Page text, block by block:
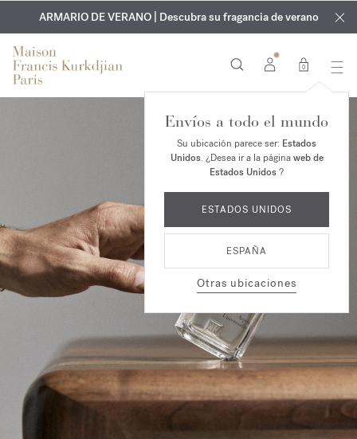
EXCLUSIVO | Descubra la nueva fragancia OUD
velvet mood
en su pedido*
GRABADO GRATUITO | En todas las fragancias y aceites
corporales hasta el 9 de agosto
ARMARIO DE VERANO | Descubra su fragancia de verano
0
Envíos a todo el mundo
Su ubicación parece ser: Estados
Unidos. ¿Desea ir a la páginaweb de
Estados Unidos?
ESTADOS UNIDOS
ESPAÑA
Otras ubicaciones